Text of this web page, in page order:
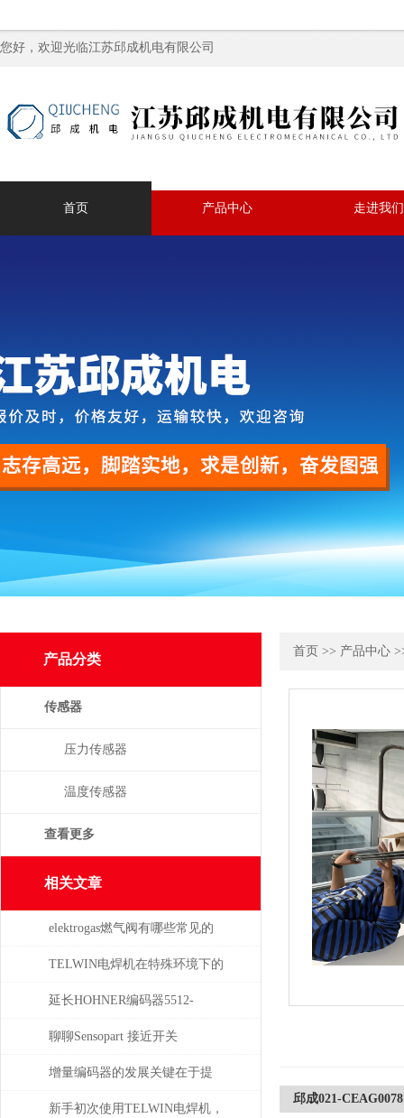
您好，欢迎光临江苏邱成机电有限公司
首页 产品中心 走进我们
产品分类
传感器
压力传感器
温度传感器
查看更多
相关文章
elektrogas燃气阀有哪些常见的
故障和问题
TELWIN电焊机在特殊环境下的
适用性如何？
延长HOHNER编码器5512-
05FR-0800使用寿命的保养秘诀
聊聊Sensopart 接近开关
增量编码器的发展关键在于提
升质量
新手初次使用TELWIN电焊机，
首页 >> 产品中心
邱成021-CEAG0078